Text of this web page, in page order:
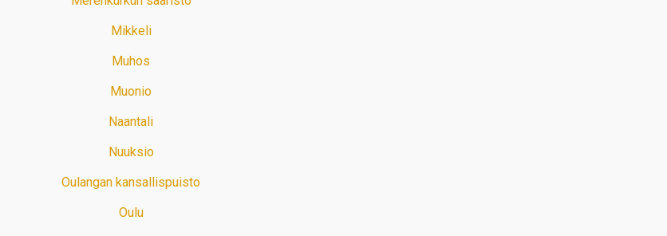
Mikkeli
Muhos
Muonio
Naantali
Nuuksio
Oulangan kansallispuisto
Oulu